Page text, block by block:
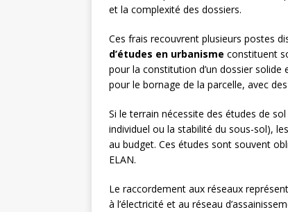
et la complexité des dossiers.
Ces frais recouvrent plusieurs postes
d’études en urbanisme constituent
pour la constitution d’un dossier
pour le bornage de la parcelle, avec
Si le terrain nécessite des études de
individuel ou la stabilité du sous-sol), les
au budget. Ces études sont souvent
ELAN.
Le raccordement aux réseaux
à l’électricité et au réseau